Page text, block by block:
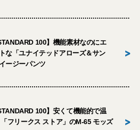
100】機能素材なのにエ
な「ユナイテッドアローズ＆サン
ージーパンツ
>
100】安くて機能的で温
フリークス ストア」のM-65 モッズ
>